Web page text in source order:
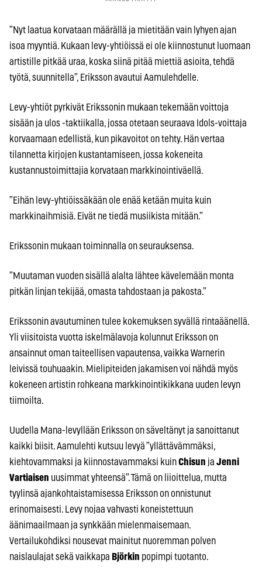
”Nyt laatua korvataan määrällä ja mietitään vain lyhyen ajan
isoa myyntiä. Kukaan levy-yhtiöissä ei ole kiinnostunut luomaan
artistille pitkää uraa, koska siinä pitää miettiä asioita, tehdä
työtä, suunnitella”, Eriksson avautui Aamulehdelle.
Levy-yhtiöt pyrkivät Erikssonin mukaan tekemään voittoja
sisään ja ulos -taktiikalla, jossa otetaan seuraava Idols-voittaja
korvaamaan edellistä, kun pikavoitot on tehty. Hän vertaa
tilannetta kirjojen kustantamiseen, jossa kokeneita
kustannustoimittajia korvataan markkinointiväellä.
”Eihän levy-yhtiöissäkään ole enää ketään muita kuin
markkinaihmisiä. Eivät ne tiedä musiikista mitään.”
Erikssonin mukaan toiminnalla on seurauksensa.
”Muutaman vuoden sisällä alalta lähtee kävelemään monta
pitkän linjan tekijää, omasta tahdostaan ja pakosta.”
Erikssonin avautuminen tulee kokemuksen syvällä rintaäänellä.
Yli viisitoista vuotta iskelmälavoja kolunnut Eriksson on
ansainnut oman taiteellisen vapautensa, vaikka Warnerin
leivissä touhuaakin. Mielipiteiden jakamisen voi nähdä myös
kokeneen artistin rohkeana markkinointikikkana uuden levyn
tiimoilta.
Uudella Mana-levyllään Eriksson on säveltänyt ja sanoittanut
kaikki biisit. Aamulehti kutsuu levyä ”yllättävämmäksi,
kiehtovammaksi ja kiinnostavammaksi kuinChisun ja Jenni
Vartiaisen uusimmat yhteensä”. Tämä on liioittelua, mutta
tyylinsä ajankohtaistamisessa Eriksson on onnistunut
erinomaisesti. Levy nojaa vahvasti koneistettuun
äänimaailmaan ja synkkään mielenmaisemaan.
Vertailukohdiksi nousevat mainitut nuoremman polven
naislaulajat sekä vaikkapa Björkin popimpi tuotanto.